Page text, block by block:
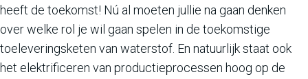
heeft de toekomst! Nú al moeten jullie na gaan denken
over welke rol je wil gaan spelen in de toekomstige
toeleveringsketen van waterstof. En natuurlijk staat ook
het elektrificeren van productieprocessen hoog op de